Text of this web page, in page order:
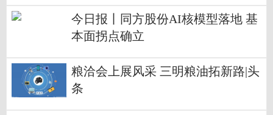
今日报丨同方股份AI核模型落地 基
本面拐点确立
粮洽会上展风采 三明粮油拓新路|头
条